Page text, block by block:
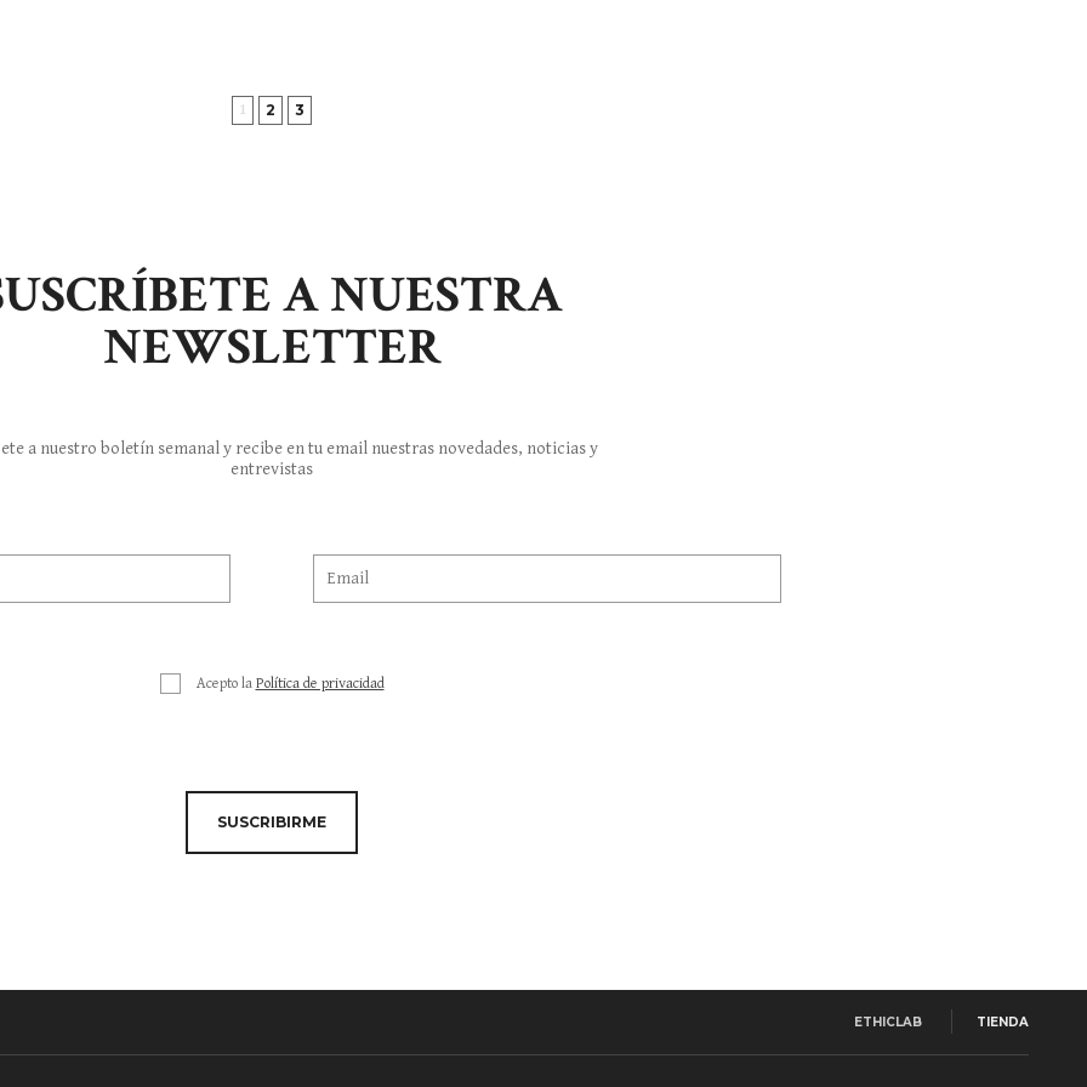
1 2 3
A NUESTRA
NEWSLETTER
a nuestro boletín semanal y recibe en tu email nuestras novedades, noticias y
entrevistas
Acepto la Política de privacidad
SUSCRIBIRME
ETHICLAB TIENDA